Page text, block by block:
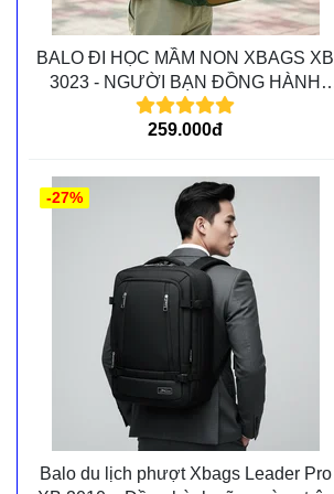
BALO ĐI HỌC MẦM NON XBAGS XB
3023 - NGƯỜI BẠN ĐỒNG HÀNH
CÙNG CÁC BÉ TRÊN MỌI CHẶNG
ĐƯỜNG
259.000đ
Balo du lịch phượt Xbags Leader Pro
-27%